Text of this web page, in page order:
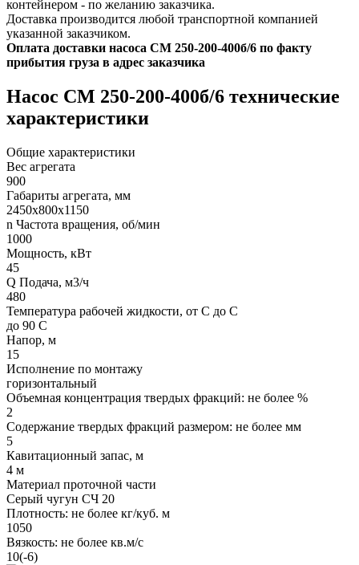
контейнером - по желанию заказчика.
Доставка производится любой транспортной компанией
указанной заказчиком.
Оплата доставки насоса СМ 250-200-400б/6 по факту
прибытия груза в адрес заказчика
Насос СМ 250-200-400б/6 технические
характеристики
Общие характеристики
Вес агрегата
900
Габариты агрегата, мм
2450х800х1150
n Частота вращения, об/мин
1000
Мощность, кВт
45
Q Подача, м3/ч
480
Температура рабочей жидкости, от С до С
до 90 С
Напор, м
15
Исполнение по монтажу
горизонтальный
Объемная концентрация твердых фракций: не более %
2
Содержание твердых фракций размером: не более мм
5
Кавитационный запас, м
4 м
Материал проточной части
Серый чугун СЧ 20
Плотность: не более кг/куб. м
1050
Вязкость: не более кв.м/с
10(-6)